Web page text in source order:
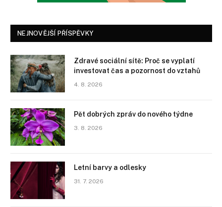
NEJNOVĚJŠÍ PŘÍSPĚVKY
Zdravé sociální sítě: Proč se vyplatí
investovat čas a pozornost do vztahů
4. 8. 2026
Pět dobrých zpráv do nového týdne
3. 8. 2026
Letní barvy a odlesky
31. 7. 2026